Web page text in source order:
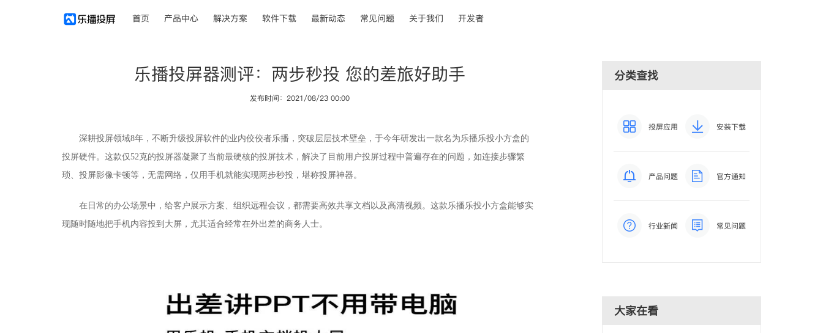
首页 产品中心 解决方案 软件下载 最新动态 常见问题 关于我们 开发者
乐播投屏器测评：两步秒投 您的差旅好助手
发布时间：2021/08/23 00:00
深耕投屏领域8年，不断升级投屏软件的业内佼佼者乐播，突破层层技术壁垒，于今年研发出一款名为乐播乐投小方盒的
投屏硬件。这款仅52克的投屏器凝聚了当前最硬核的投屏技术，解决了目前用户投屏过程中普遍存在的问题 ，如连接步骤繁
琐、投屏影像卡顿等，无需网络，仅用手机就能实现两步秒投，堪称投屏神器。
在日常 的办公场景中，给客户展示方案、组织远程会议，都需要高效共享文档以及高清视频。这款乐播乐投小方盒能够实
现随时随地把手机内容投到大屏，尤其适合经常在外出差的商务人士。
分类查找
投屏应用 安装下载
产品问题 官方通知
行业新闻 常见问题
大家在看